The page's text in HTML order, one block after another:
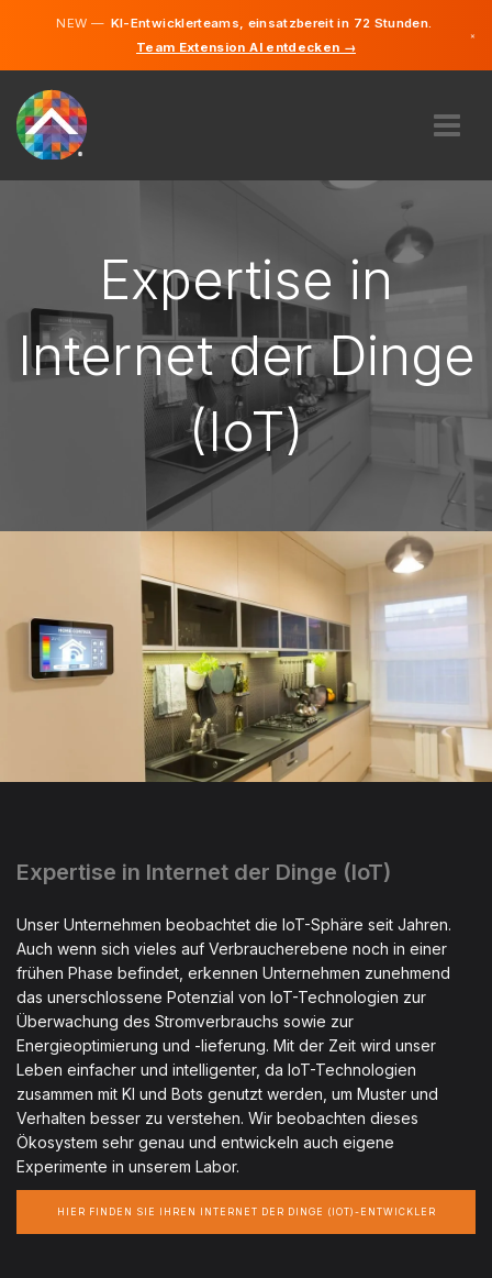
NEW —KI-Entwicklerteams, einsatzbereit in 72 Stunden.
Team Extension AI entdecken →
×
FINDEN
TSCHECHIEN
STARTEN SIE JETZT
Englisch
Expertise in
Internet der Dinge
(IoT)
Expertise in Internet der Dinge (IoT)
Unser Unternehmen beobachtet die IoT-Sphäre seit Jahren.
Auch wenn sich vieles auf Verbraucherebene noch in einer
frühen Phase befindet, erkennen Unternehmen zunehmend
das unerschlossene Potenzial von IoT-Technologien zur
Überwachung des Stromverbrauchs sowie zur
Energieoptimierung und -lieferung. Mit der Zeit wird unser
Leben einfacher und intelligenter, da IoT-Technologien
zusammen mit KI und Bots genutzt werden, um Muster und
Verhalten besser zu verstehen. Wir beobachten dieses
Ökosystem sehr genau und entwickeln auch eigene
Experimente in unserem Labor.
HIER FINDEN SIE IHREN INTERNET DER DINGE (IOT)-ENTWICKLER